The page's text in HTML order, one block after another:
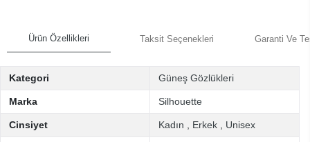
Ürün Özellikleri Taksit Seçenekleri Garanti Ve
Kategori Güneş Gözlükleri
Marka Silhouette
Cinsiyet Kadın Erkek Unisex